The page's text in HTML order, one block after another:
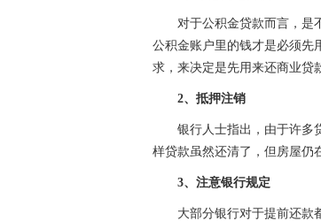
对于公积金贷款而言，是
公积金账户里的钱才是必须先
求，来决定是先用来还商业贷
2、抵押注销
银行人士指出，由于许多
样贷款虽然还清了，但房屋仍
3、注意银行规定
大部分银行对于提前还款